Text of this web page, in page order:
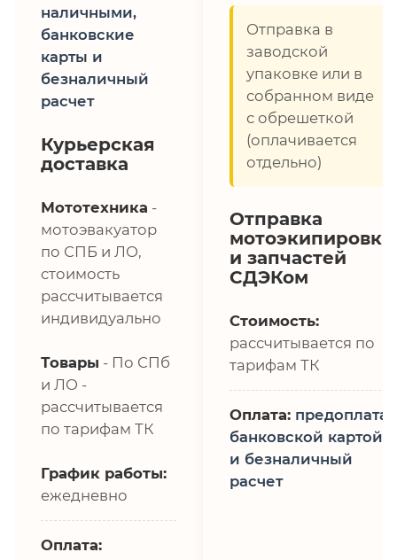
наличными,
банковские
карты и
безналичный
расчет
Курьерская
доставка
Мототехника -
мотоэвакуатор
по СПБ и ЛО,
стоимость
рассчитывается
индивидуально
Товары - По СПб
и ЛО -
рассчитывается
по тарифам ТК
График работы:
ежедневно
Оплата:
Отправка в
заводской
упаковке или в
собранном виде
с обрешеткой
(оплачивается
отдельно)
Отправка
мотоэкипировки
и запчастей
СДЭКом
Стоимость:
рассчитывается по
тарифам ТК
Оплата: предоплата,
банковской картой
и безналичный
расчет